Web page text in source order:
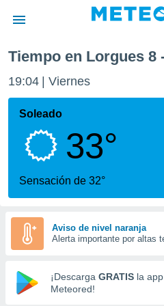
de
ha sido
calidad.
a este
las
y
forma
digital
basada
Tiempo en Lorgues 8
19:04 Viernes
Soleado
33°
Sensación de 32°
Aviso de nivel naranja
Alerta importante por altas
¡Descarga GRATIS la
Meteored!